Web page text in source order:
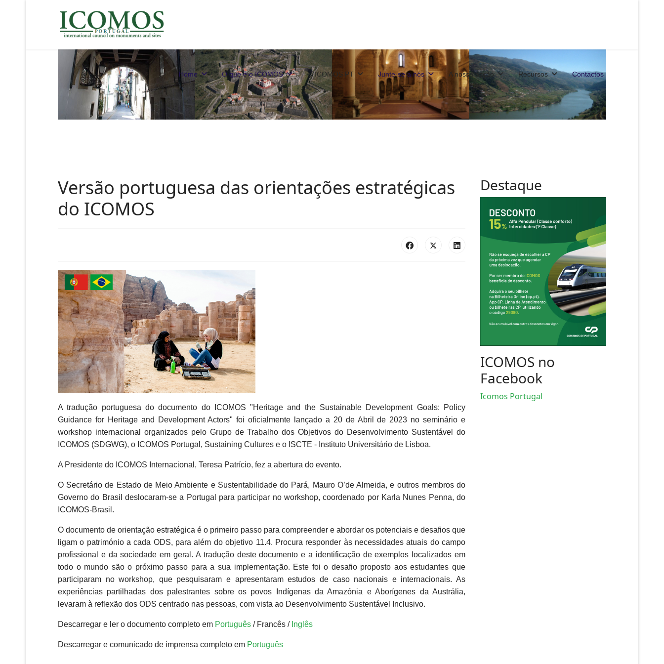
Home O que é o ICOMOS O ICOMOS PT Junte-se a nós A nossa acção Recursos Contactos
Versão portuguesa das orientações estratégicas
do ICOMOS
A tradução portuguesa do documento do ICOMOS "Heritage and the Sustainable Development Goals: Policy
Guidance for Heritage and Development Actors" foi oficialmente lançado a 20 de Abril de 2023 no seminário e
workshop internacional organizados pelo Grupo de Trabalho dos Objetivos do Desenvolvimento Sustentável do
ICOMOS (SDGWG), o ICOMOS Portugal, Sustaining Cultures e o ISCTE - Instituto Universitário de Lisboa.
A Presidente do ICOMOS Internacional, Teresa Patrício, fez a abertura do evento.
O Secretário de Estado de Meio Ambiente e Sustentabilidade do Pará, Mauro O’de Almeida, e outros membros do
Governo do Brasil deslocaram-se a Portugal para participar no workshop, coordenado por Karla Nunes Penna, do
ICOMOS-Brasil.
O documento de orientação estratégica é o primeiro passo para compreender e abordar os potenciais e desafios que
ligam o património a cada ODS, para além do objetivo 11.4. Procura responder às necessidades atuais do campo
profissional e da sociedade em geral. A tradução deste documento e a identificação de exemplos localizados em
todo o mundo são o próximo passo para a sua implementação. Este foi o desafio proposto aos estudantes que
participaram no workshop, que pesquisaram e apresentaram estudos de caso nacionais e internacionais. As
experiências partilhadas dos palestrantes sobre os povos Indígenas da Amazónia e Aborígenes da Austrália,
levaram à reflexão dos ODS centrado nas pessoas, com vista ao Desenvolvimento Sustentável Inclusivo.
Descarregar e ler o documento completo em Português / Francês / Inglês
Descarregar e comunicado de imprensa completo em Português
Destaque
ICOMOS no
Facebook
Icomos Portugal